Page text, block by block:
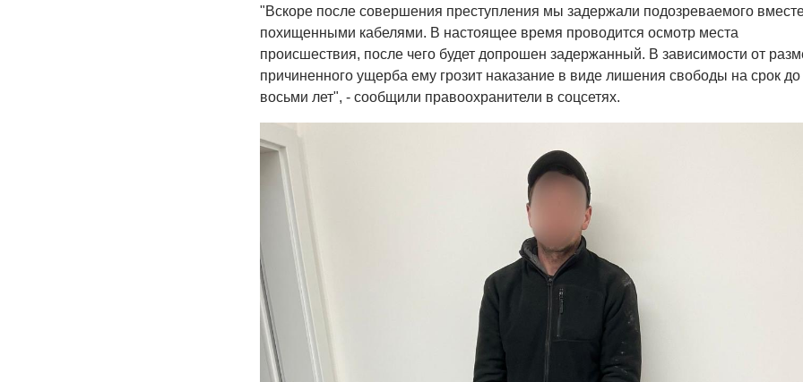
"Вскоре после совершения преступления мы задержали подозреваемого
похищенными кабелями. В настоящее время проводится осмотр места
происшествия, после чего будет допрошен задержанный. В зависимости от
причиненного ущерба ему грозит наказание в виде лишения свободы на срок до
восьми лет", - сообщили правоохранители в соцсетях.